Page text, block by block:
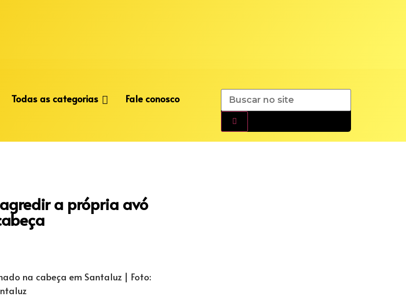
Todas as categorias Fale conosco
a própria avó
na cabeça em Santaluz | Foto: